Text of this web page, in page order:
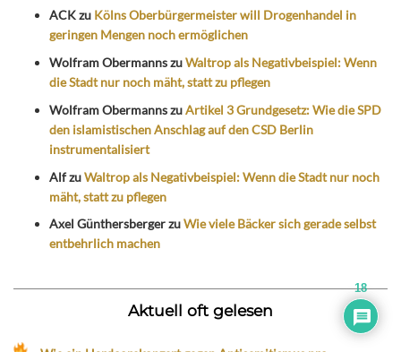
ACKzu Kölns Oberbürgermeister will Drogenhandel in
geringen Mengen noch ermöglichen
Wolfram ObermannszuWaltrop als Negativbeispiel: Wenn
die Stadt nur noch mäht, statt zu pflegen
Wolfram ObermannszuArtikel 3 Grundgesetz: Wie die SPD
den islamistischen Anschlag auf den CSD Berlin
instrumentalisiert
AlfzuWaltrop als Negativbeispiel: Wenn die Stadt nur noch
mäht, statt zu pflegen
Axel GünthersbergerzuWie viele Bäcker sich gerade selbst
entbehrlich machen
Aktuell oft gelesen
18